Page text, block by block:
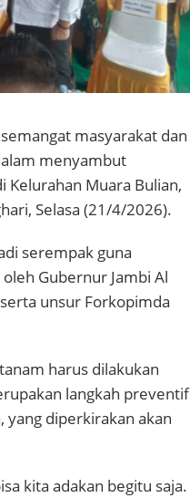
masyarakat dan
menyambut
Kelurahan Muara Bulian,
Selasa (21/4/2026).
serempak guna
Gubernur Jambi Al
unsur Forkopimda
harus dilakukan
langkah preventif
yang diperkirakan akan
kita adakan begitu saja.